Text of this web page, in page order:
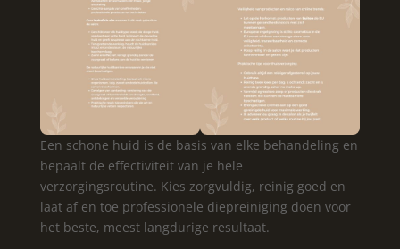
Een schone huid is de basis van elke behandeling en
bepaalt de effectiviteit van je hele
verzorgingsroutine. Kies zorgvuldig, reinig goed en
laat af en toe professionele diepreiniging doen voor
het beste, meest langdurige resultaat.